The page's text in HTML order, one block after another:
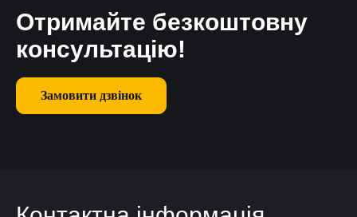
Отримайте безкоштовну
консультацію!
Замовити дзвінок